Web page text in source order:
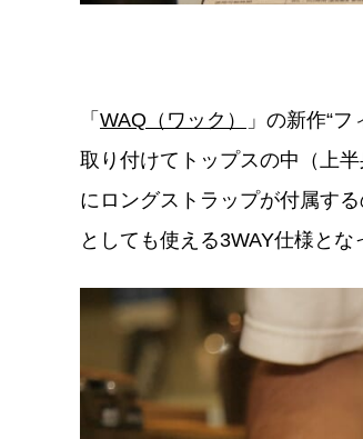
「 WAQ（ワック）
」の新作“
取り付けてトップスの中（上
にロングストラップが付属す
としても使える3WAY仕様とな